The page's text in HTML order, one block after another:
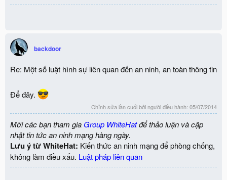
backdoor
Re: Một số luật hình sự liên quan đến an ninh, an toàn thông tin
Để đây.
Chỉnh sửa lần cuối bởi người điều hành: 05/07/2014
Mời các bạn tham gia Group WhiteHatđể thảo luận và cập
nhật tin tức an ninh mạng hàng ngày.
Lưu ý từ WhiteHat: Kiến thức an ninh mạng để phòng chống,
không làm điều xấu. Luật pháp liên quan